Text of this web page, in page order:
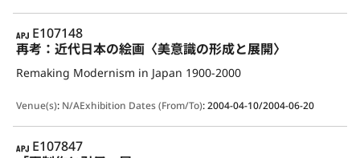
APJ
E107148
再考：近代日本の絵画〈美意識の形成と展開〉
Remaking Modernism in Japan 1900-2000
Venue(s): N/AExhibition Dates (From/To):2004-04-10/2004-06-20
APJ
E107847